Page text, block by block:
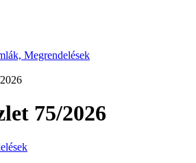
Megrendelések
75/2026